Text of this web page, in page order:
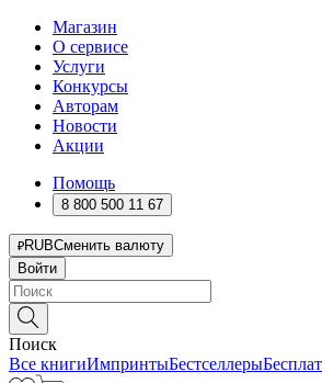
Магазин
О сервисе
Услуги
Конкурсы
Авторам
Новости
Акции
Помощь
8 800 500 11 67
RUBСменить валюту
Войти
Поиск
Все книгиИмпринтыБестселлеры